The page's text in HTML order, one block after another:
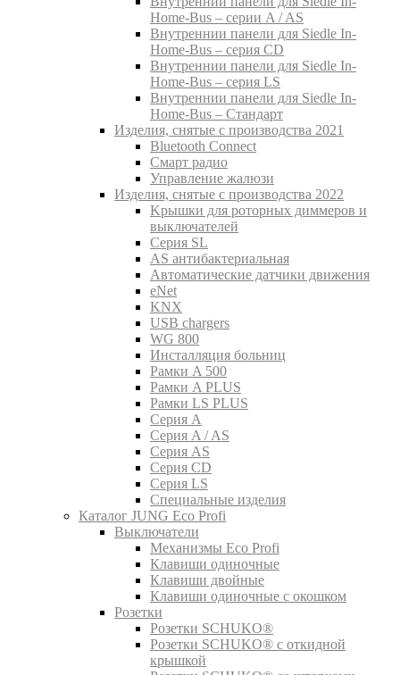
Home-Bus – серии A / AS
Внутреннии панели для Siedle In-
Home-Bus – серия CD
Внутреннии панели для Siedle In-
Home-Bus – серия LS
Внутреннии панели для Siedle In-
Home-Bus – Стандарт
Изделия, снятые с производства 2021
Bluetooth Connect
Смарт радио
Управление жалюзи
Изделия, снятые с производства 2022
Kрышки для роторных диммеров и
выключателей
Серия SL
AS антибактериальная
Aвтоматические датчики движения
eNet
KNX
USB chargers
WG 800
Инсталляция больниц
Рамки A 500
Рамки A PLUS
Рамки LS PLUS
Серия A
Серия A / AS
Серия AS
Серия CD
Серия LS
Специальные изделия
Каталог JUNG Eco Profi
Выключатели
Механизмы Eco Profi
Клавиши одиночные
Клавиши двойные
Клавиши одиночные с окошком
Розетки
Розетки SCHUKO®
Розетки SCHUKO® с откидной
крышкой